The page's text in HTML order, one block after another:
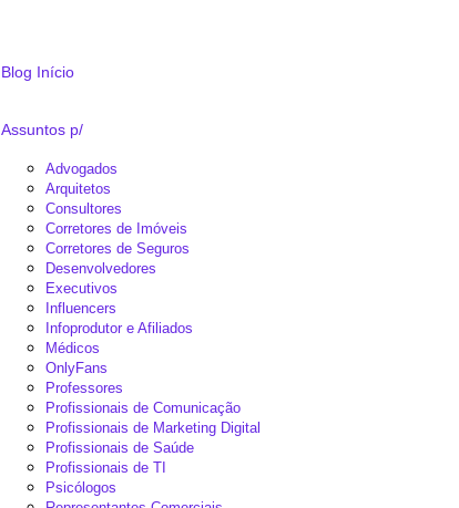
Blog Início
Assuntos p/
Advogados
Arquitetos
Consultores
Corretores de Imóveis
Corretores de Seguros
Desenvolvedores
Executivos
Influencers
Infoprodutor e Afiliados
Médicos
OnlyFans
Professores
Profissionais de Comunicação
Profissionais de Marketing Digital
Profissionais de Saúde
Profissionais de TI
Psicólogos